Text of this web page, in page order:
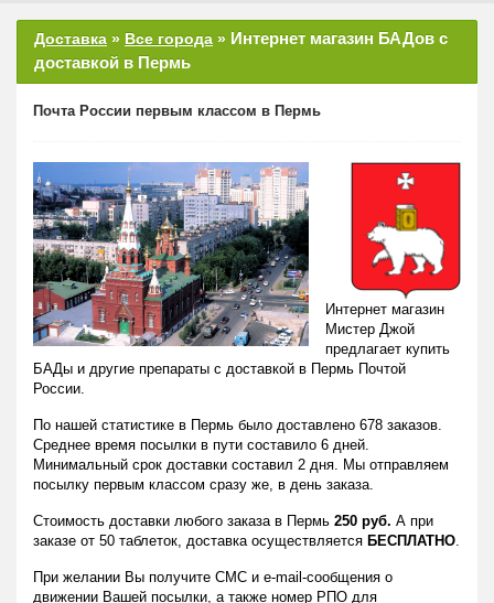
Доставка » Все города » Интернет магазин БАДов с
доставкой в Пермь
Почта России первым классом в Пермь
Интернет магазин
Мистер Джой
предлагает купить
БАДы и другие препараты с доставкой в Пермь Почтой
России.
По нашей статистике в Пермь было доставлено 678 заказов.
Среднее время посылки в пути составило 6 дней.
Минимальный срок доставки составил 2 дня. Мы отправляем
посылку первым классом сразу же, в день заказа.
Стоимость доставки любого заказа в Пермь 250 руб. А при
заказе от 50 таблеток, доставка осуществляется БЕСПЛАТНО
При желании Вы получите СМС и e-mail-сообщения о
движении Вашей посылки, а также номер РПО для